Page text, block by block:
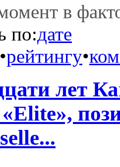
в
по:дате
•рейтингу•
лет
«Elite»,